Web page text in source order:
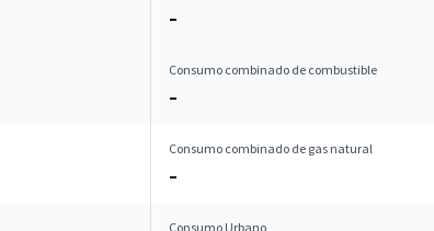
–
Consumo combinado de combustible
–
Consumo combinado de gas natural
–
Consumo Urbano